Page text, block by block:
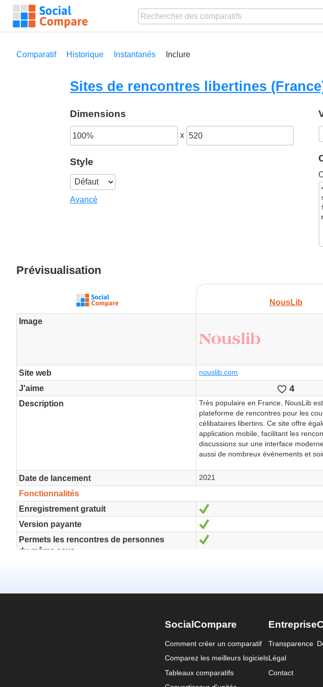
Comparatif Historique Instantanés Inclure
Sites de rencontres libertines
Dimensions
x
Style
Avancé
Prévisualisation
SocialCompare
Comment créer un comparatif
Comparez les meilleurs logiciels
Tableaux comparatifs
Entreprise
Transparence
Légal
Contact